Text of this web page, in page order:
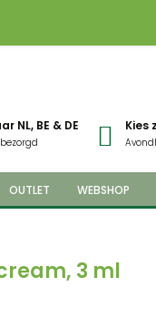
NL, BE & DE Kies
OUTLET WEBSHOP
3 ml